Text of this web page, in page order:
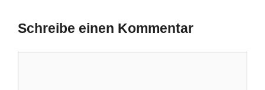
Schreibe einen Kommentar